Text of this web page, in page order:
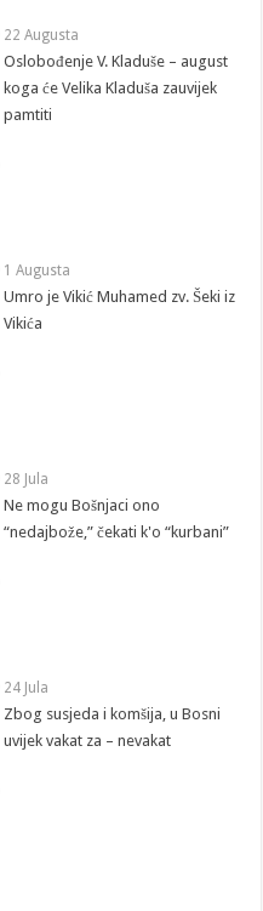
22 Augusta
Oslobođenje V. Kladuše – august
koga će Velika Kladuša zauvijek
pamtiti
1 Augusta
Umro je Vikić Muhamed zv. Šeki iz
Vikića
28 Jula
Ne mogu Bošnjaci ono
“nedajbože,” čekati k'o “kurbani”
24 Jula
Zbog susjeda i komšija, u Bosni
uvijek vakat za – nevakat